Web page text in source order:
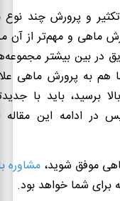
حدود 100 سال پیش تکثیر و
و مهم‌تر از آن
در بین بیشتر
هم به پرورش ماهی
برسید، باید با
در ادامه این مقاله
موفق شوید، مشاوره
برای شما خواهد بود.